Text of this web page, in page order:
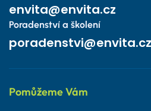
envita@envita.cz
Poradenství a školení
poradenstvi@envita.cz
Pomůžeme Vám